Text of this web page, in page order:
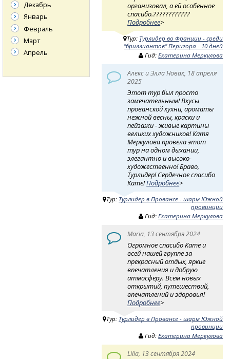
организовал, а ей особенное
спасибо.????????????
Подробнее>
Тур: Турлидер во Франции - среди
"бриллиантов" Перигора - 10 дней
Гид:Екатерина Меркулова
Алекс и Элла Новак, 18 апреля
2025
Этот тур был просто
замечательным! Вкусы
прованской кухни, ароматы
нежной весны, краски и
пейзажи - живые картины
великих художников! Катя
Меркулова провела этот
тур на одном дыхании,
элегантно и высоко-
художественно! Браво,
Турлидер! Сердечное спасибо
Кате!Подробнее>
Тур: Турлидер в Провансе - шарм Южной
провинции
Гид:Екатерина Меркулова
Maria, 13 сентября 2024
Огромное спасибо Кате и
всей нашей группе за
прекрасный отдых, яркие
впечатления и добрую
атмосферу. Всем новых
открытий, путешествий,
впечатлений и здоровья!
Подробнее>
Тур: Турлидер в Провансе - шарм Южной
провинции
Гид:Екатерина Меркулова
Lilia, 13 сентября 2024
Декабрь
Январь
Февраль
Март
Апрель